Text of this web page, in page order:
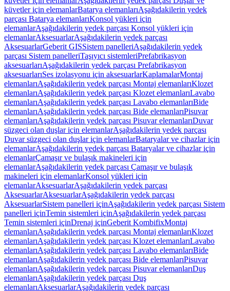
küvetler için elemanlarBatarya elemanlarıAşağıdakilerin yedek
parçası Batarya elemanlarıKonsol yükleri için
elemanlarAşağıdakilerin yedek parçası Konsol yükleri için
elemanlarAksesuarlarAşağıdakilerin yedek parçası
AksesuarlarGeberit GISSistem panelleriAşağıdakilerin yedek
parçası Sistem panelleriTaşıyıcı sistemleriPrefabrikasyon
aksesuarlarıAşağıdakilerin yedek parçası Prefabrikasyon
aksesuarlarıSes izolasyonu için aksesuarlarKaplamalarMontaj
elemanlarıAşağıdakilerin yedek parçası Montaj elemanlarıKlozet
elemanlarıAşağıdakilerin yedek parçası Klozet elemanlarıLavabo
elemanlarıAşağıdakilerin yedek parçası Lavabo elemanlarıBide
elemanlarıAşağıdakilerin yedek parçası Bide elemanlarıPisuvar
elemanlarıAşağıdakilerin yedek parçası Pisuvar elemanlarıDuvar
süzgeci olan duşlar için elemanlarAşağıdakilerin yedek parçası
Duvar süzgeci olan duşlar için elemanlarBataryalar ve cihazlar için
elemanlarAşağıdakilerin yedek parçası Bataryalar ve cihazlar için
elemanlarÇamaşır ve bulaşık makineleri için
elemanlarAşağıdakilerin yedek parçası Çamaşır ve bulaşık
makineleri için elemanlarKonsol yükleri için
elemanlarAksesuarlarAşağıdakilerin yedek parçası
AksesuarlarAksesuarlarAşağıdakilerin yedek parçası
AksesuarlarSistem panelleri içinAşağıdakilerin yedek parçası Sistem
panelleri içinTemin sistemleri içinAşağıdakilerin yedek parçası
Temin sistemleri içinDrenaj içinGeberit KombifixMontaj
elemanlarıAşağıdakilerin yedek parçası Montaj elemanlarıKlozet
elemanlarıAşağıdakilerin yedek parçası Klozet elemanlarıLavabo
elemanlarıAşağıdakilerin yedek parçası Lavabo elemanlarıBide
elemanlarıAşağıdakilerin yedek parçası Bide elemanlarıPisuvar
elemanlarıAşağıdakilerin yedek parçası Pisuvar elemanlarıDuş
elemanlarıAşağıdakilerin yedek parçası Duş
elemanlarıAksesuarlarAşağıdakilerin yedek parçası